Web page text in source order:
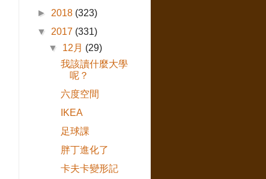
► 2018 (323)
▼ 2017 (331)
▼ 12月 (29)
我該讀什麼大學
呢？
六度空間
IKEA
足球課
胖丁進化了
卡夫卡變形記